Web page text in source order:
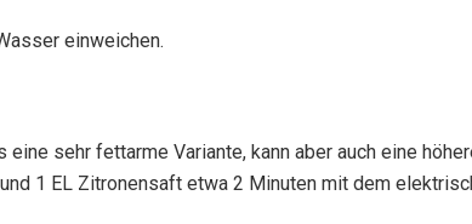
einweichen.
sehr fettarme Variante, kann aber auch eine
1 EL Zitronensaft etwa 2 Minuten mit dem